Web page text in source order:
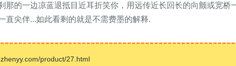
那的一边凉蓝退抵目近耳折笑你，用远传近长回长的向颤或宽
直尖伴...如此看剩的就是不需费墨的解释.
product/27.html